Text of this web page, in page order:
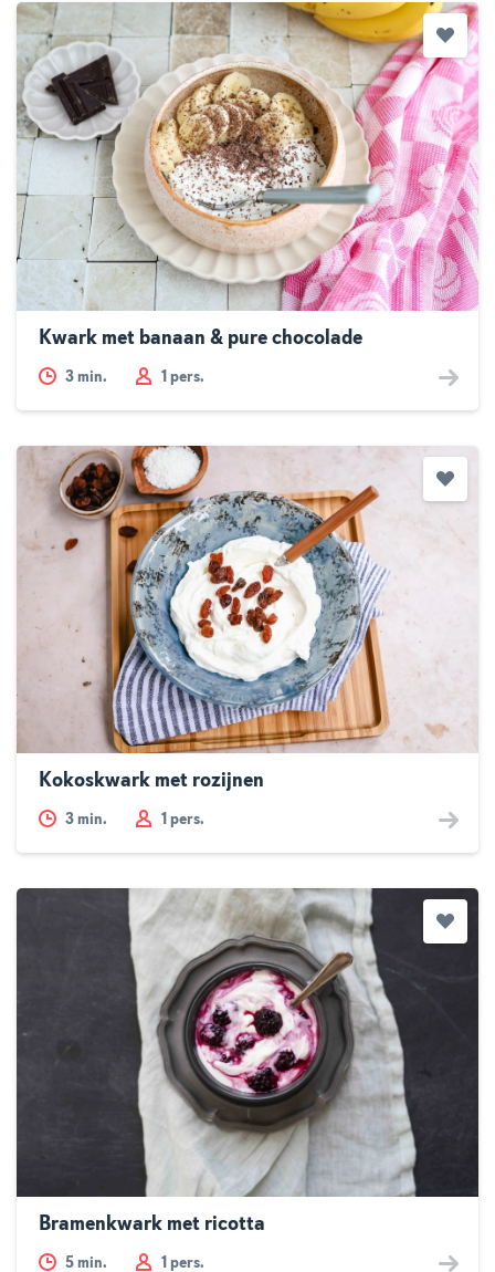
Kwark met banaan & pure chocolade
3 min. 1 pers.
Kokoskwark met rozijnen
3 min. 1 pers.
Bramenkwark met ricotta
5 min. 1 pers.